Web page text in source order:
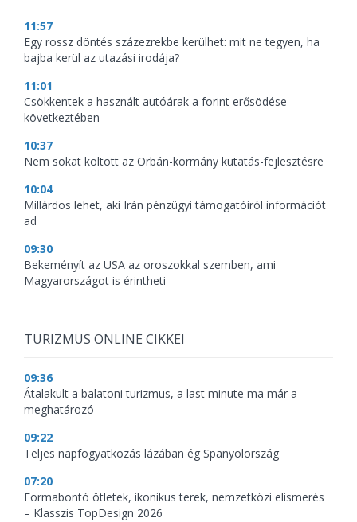
11:57
Egy rossz döntés százezrekbe kerülhet: mit ne tegyen, ha
bajba kerül az utazási irodája?
11:01
Csökkentek a használt autóárak a forint erősödése
következtében
10:37
Nem sokat költött az Orbán-kormány kutatás-fejlesztésre
10:04
Millárdos lehet, aki Irán pénzügyi támogatóiról információt
ad
09:30
Bekeményít az USA az oroszokkal szemben, ami
Magyarországot is érintheti
TURIZMUS ONLINE CIKKEI
09:36
Átalakult a balatoni turizmus, a last minute ma már a
meghatározó
09:22
Teljes napfogyatkozás lázában ég Spanyolország
07:20
Formabontó ötletek, ikonikus terek, nemzetközi elismerés
– Klasszis TopDesign 2026